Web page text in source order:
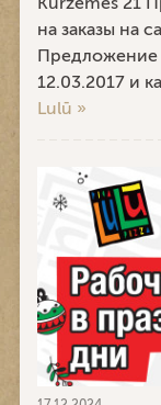
на заказы на
Предложение
12.03.2017 и
Lulū »